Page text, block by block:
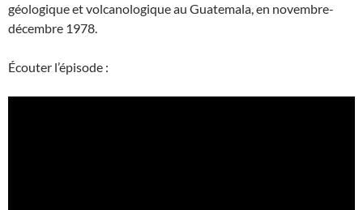
géologique et volcanologique au Guatemala, en novembre-
décembre 1978.
Écouter l’épisode :